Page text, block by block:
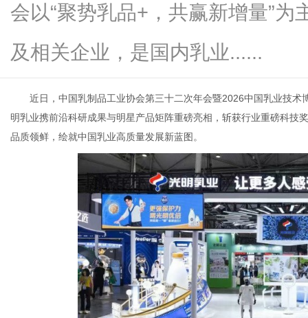
会以“聚势乳品+，共赢新增量”
及相关企业，是国内乳业......
近日，中国乳制品工业协会第三十二次年会暨2026中国乳业技
明乳业携前沿科研成果与明星产品矩阵重磅亮相，斩获行业重磅科技
品质领鲜，绘就中国乳业高质量发展新蓝图。